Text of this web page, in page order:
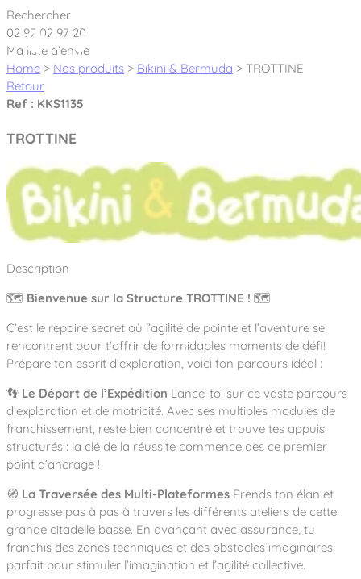
Cookies management panel
Créateur et fabricant d’aires de jeux &
Nos dernières actualités
À propos
Nos engagements
Notre partenariat avec l’association Rêves de clown
Nos Garanties
Notre concept
Notre entreprise
Notre équipe
Nous rejoindre
Aires de jeux Bikini & Bermuda®
Jeux inclusifs
Jeux recyclés
Nos univers
Agrès fitness
Parcours de santé
Stadium Arena
Street workout
Surfpark
Équipements sportifs
Mobilier & accessoires
Mobilier urbain
Accessoires ludiques
Nos clients
Collectivités
Établissements scolaires
Camping et résidences de vacances
Notre expertise
Des aires intergénérationnelles de
Des aires de jeux pour tous les enfants
L’éco-conception de nos jeux
La végétalisation des cours d’école
Nos matériaux
Réalisations
Contact
Les questions fréquentes
Rechercher
02 97 02 97 20
Ma liste d’envie
Home > Nos produits > Bikini & Bermuda > TROTTINE
Retour
Ref : KKS1135
TROTTINE
Description
🗺️ Bienvenue sur la Structure TROTTINE ! 🗺️
C’est le repaire secret où l’agilité de pointe et l’aventure se
rencontrent pour t’offrir de formidables moments de défi!
Prépare ton esprit d’exploration, voici ton parcours idéal :
👣 Le Départ de l’Expédition Lance-toi sur ce vaste parcours
d’exploration et de motricité. Avec ses multiples modules de
franchissement, reste bien concentré et trouve tes appuis
structurés : la clé de la réussite commence dès ce premier
point d’ancrage !
🧭 La Traversée des Multi-Plateformes Prends ton élan et
progresse pas à pas à travers les différents ateliers de cette
grande citadelle basse. En avançant avec assurance, tu
franchis des zones techniques et des obstacles imaginaires,
parfait pour stimuler l’imagination et l’agilité collective.